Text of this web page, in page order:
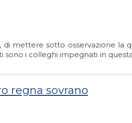
mettere sotto osservazione la
sono i colleghi impegnati in
regna sovrano